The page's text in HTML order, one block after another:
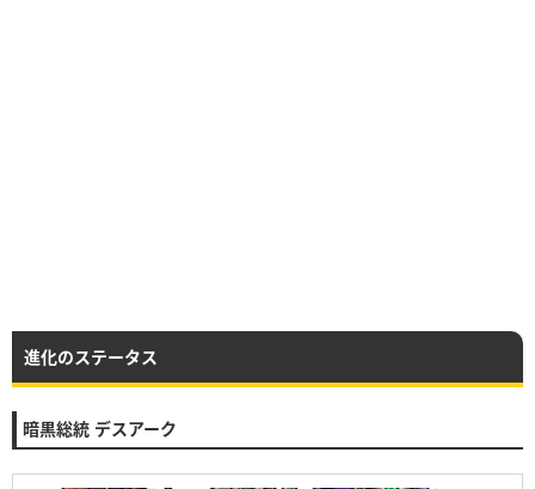
進化のステータス
暗黒総統 デスアーク